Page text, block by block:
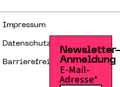
Impressum
Datenschutzerklärung
Barrierefreiheitserklärung
Anmeldung
E-Mail-
Adresse*